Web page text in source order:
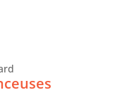
surfaces.